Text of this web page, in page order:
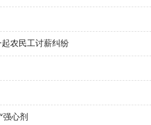
农民工讨薪纠纷
心剂